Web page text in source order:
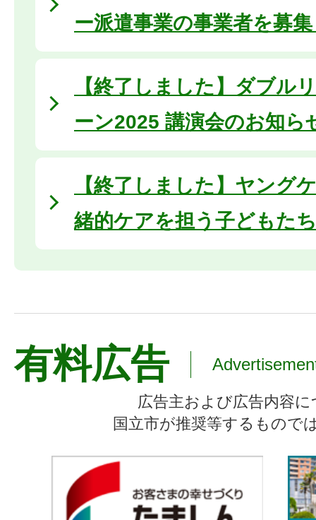
ー派遣事業の事業者を募
【終了しました】ダブル
ーン2025 講演会のお知ら
【終了しました】ヤング
緒的ケアを担う子どもたち
有料広告
広告主および広告内容
国立市が推奨等するもので